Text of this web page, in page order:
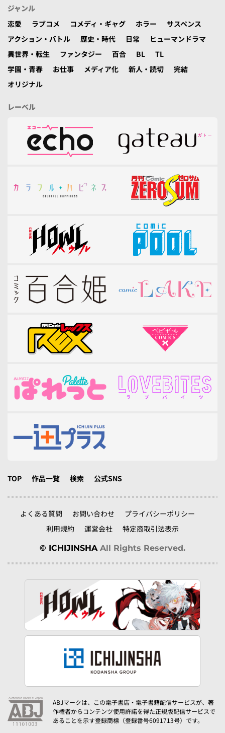
ジャンル
恋愛
ラブコメ コメディ・ギャグ ホラー
サスペンス
アクション・バトル
歴史・時代 日常
ヒューマンドラマ
異世界・転生
ファンタジー 百合 BL
TL
学園・青春
お仕事 メディア化 新人・読切
完結
オリジナル
レーベル
TOP 作品一覧 検索 公式SNS
よくある質問 お問い合わせ
プライバシーポリシー
利用規約
運営会社 特定商取引法表示
© ICHIJINSHA All Rights Reserved.
ABJマークは、この電子書店・電子書籍配信サービスが、著
作権者からコンテンツ使用許諾を得た正規版配信サービスで
あることを示す登録商標（登録番号6091713号）です。